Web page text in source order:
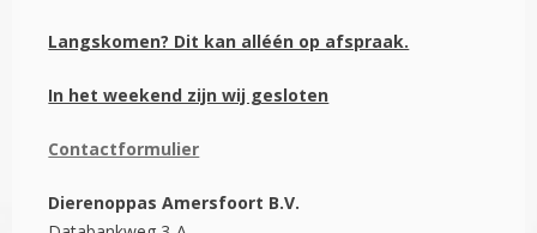
Langskomen? Dit kan alléén op afspraak.
In het weekend zijn wij gesloten
Contactformulier
Dierenoppas Amersfoort B.V.